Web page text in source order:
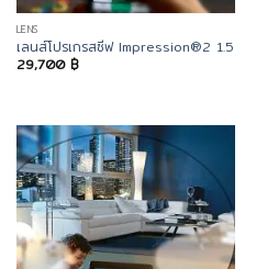
LENS
เลนส์โปรเกรสซีฟ Impression®2 1.5
29,700 ฿